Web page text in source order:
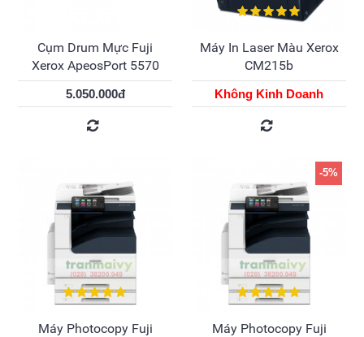
Cụm Drum Mực Fuji
Xerox ApeosPort 5570
5.050.000đ
Máy In Laser Màu Xerox
CM215b
Không Kinh Doanh
Máy Photocopy Fuji
-5%
Máy Photocopy Fuji